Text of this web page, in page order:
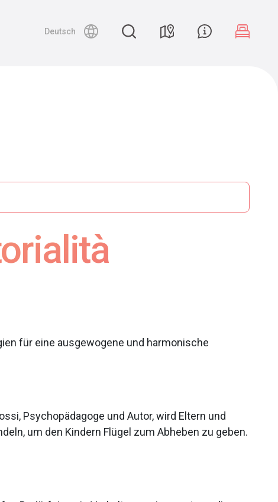
Deutsch
für eine ausgewogene und harmonische
Psychopädagoge und Autor, wird Eltern und
um den Kindern Flügel zum Abheben zu geben.